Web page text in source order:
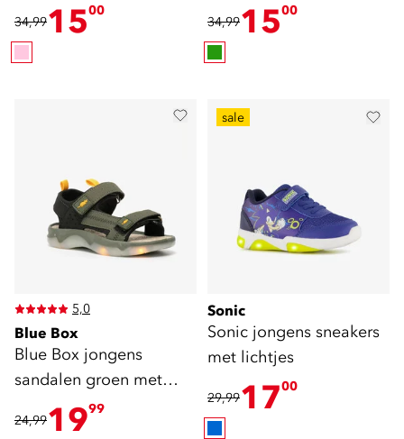
34,991500
34,991500
5,0
Blue Box
Blue Box jongens
sandalen groen met
lichtjes
24,991999
sale
Sonic
Sonic jongens sneakers
met lichtjes
29,991700